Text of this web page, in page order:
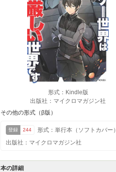
形式：Kindle版
出版社：マイクロマガジン社
その他の形式（β版）
登録 244
形式：単行本（ソフトカバー）
出版社：マイクロマガジン社
本の詳細